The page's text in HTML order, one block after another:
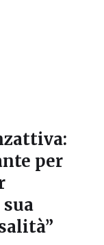
per